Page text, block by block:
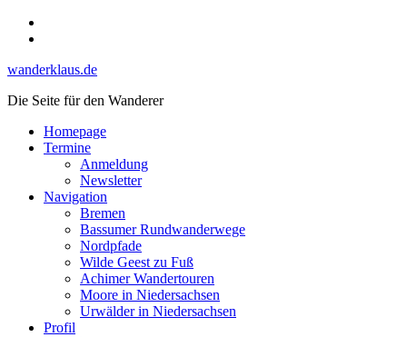
Skip
wanderklaus.de
Die Seite für den Wanderer
Homepage
Termine
Anmeldung
Newsletter
Navigation
Bremen
Bassumer Rundwanderwege
Nordpfade
Wilde Geest zu Fuß
Achimer Wandertouren
Moore in Niedersachsen
Urwälder in Niedersachsen
Profil